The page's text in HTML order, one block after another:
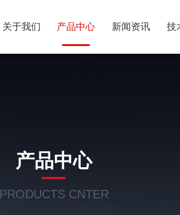
关于我们 产品中心 新闻资讯 技
产品中心
PRODUCTS CNTER